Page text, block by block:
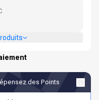
des Points